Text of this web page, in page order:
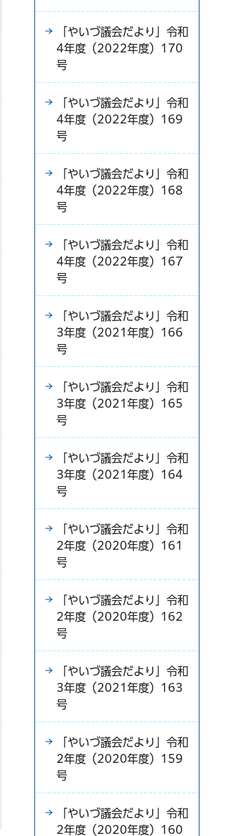
「やいづ議会だより」令和
4年度（2022年度）170
号
「やいづ議会だより」令和
4年度（2022年度）169
号
「やいづ議会だより」令和
4年度（2022年度）168
号
「やいづ議会だより」令和
4年度（2022年度）167
号
「やいづ議会だより」令和
3年度（2021年度）166
号
「やいづ議会だより」令和
3年度（2021年度）165
号
「やいづ議会だより」令和
3年度（2021年度）164
号
「やいづ議会だより」令和
2年度（2020年度）161
号
「やいづ議会だより」令和
2年度（2020年度）162
号
「やいづ議会だより」令和
3年度（2021年度）163
号
「やいづ議会だより」令和
2年度（2020年度）159
号
「やいづ議会だより」令和
2年度（2020年度）160